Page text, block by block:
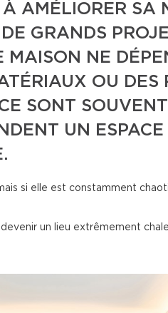
À AMÉLIORER SA
GRANDS
MAISON NE
OU DES
SONT
UN
si elle est constamment
un lieu extrêmement